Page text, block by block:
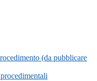
(da pubblicare